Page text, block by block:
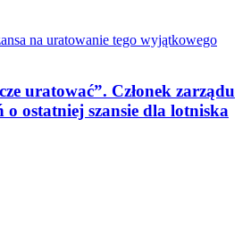
uratować”. Członek zarządu
o ostatniej szansie dla lotniska